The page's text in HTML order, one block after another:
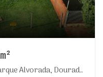
Alvorada, Dourados-MS